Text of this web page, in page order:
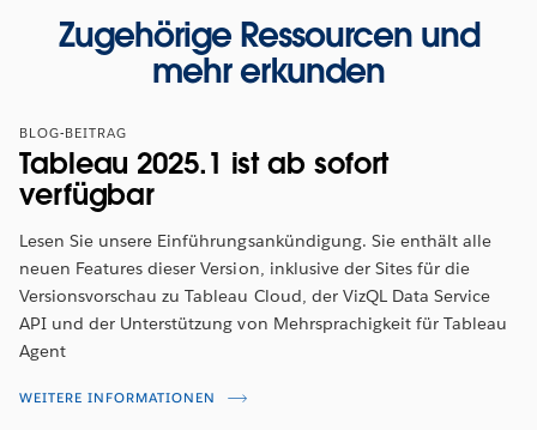
Zugehörige Ressourcen und
mehr erkunden
BLOG-BEITRAG
Tableau 2025.1 ist ab sofort
verfügbar
Lesen Sie unsere Einführungsankündigung. Sie enthält alle
neuen Features dieser Version, inklusive der Sites für die
Versionsvorschau zu Tableau Cloud, der VizQL Data Service
API und der Unterstützung von Mehrsprachigkeit für Tableau
Agent
WEITERE INFORMATIONEN